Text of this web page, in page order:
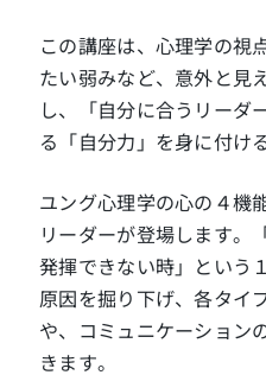
この講座は、心理学の視
たい弱みなど、意外と見
し、「自分に合うリーダ
る「自分力」を身に付け
ユング心理学の心の４機
リーダーが登場します。
発揮できない時」という
原因を掘り下げ、各タイ
や、コミュニケーション
きます。